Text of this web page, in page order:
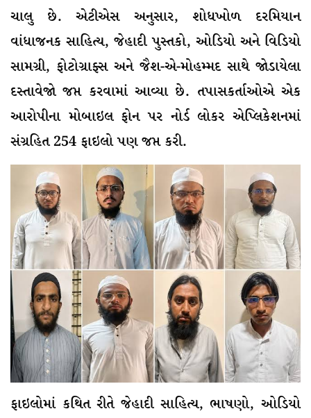
ચાલુ છે. એટીએસ અનુસાર, શોધખોળ દરમિયાન
વાંધાજનક સાહિત્ય, જેહાદી પુસ્તકો, ઓડિયો અને વિડિયો
સામગ્રી, ફોટોગ્રાફ્સ અને જૈશ-એ-મોહમ્મદ સાથે જોડાયેલા
દસ્તાવેજો જપ્ત કરવામાં આવ્યા છે. તપાસકર્તાઓએ એક
આરોપીના મોબાઇલ ફોન પર નોર્ડ લોકર એપ્લિકેશનમાં
સંગ્રહિત 254 ફાઇલો પણ જપ્ત કરી.
ફાઇલોમાં કથિત રીતે જેહાદી સાહિત્ય, ભાષણો, ઓડિયો